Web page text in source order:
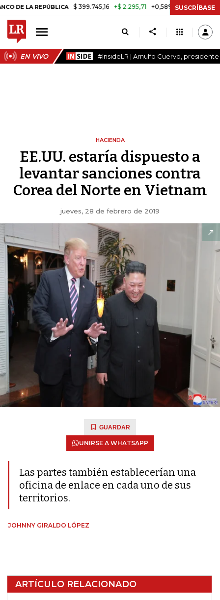
REPÚBLICA $ 399.745,16 +$ 2.295,71 +0,58% TASA DE USURA
SUSCRÍBASE
EN VIVO #InsideLR | Arnulfo Cuervo,
HACIENDA
EE.UU. estaría dispuesto a
levantar sanciones contra
Corea del Norte en Vietnam
jueves, 28 de febrero de 2019
GUARDAR
UNIRSE A WHATSAPP
Las partes también establecerían una
oficina de enlace en cada uno de sus
territorios.
JOHNNY GIRALDO LÓPEZ
ARTÍCULO RELACIONADO